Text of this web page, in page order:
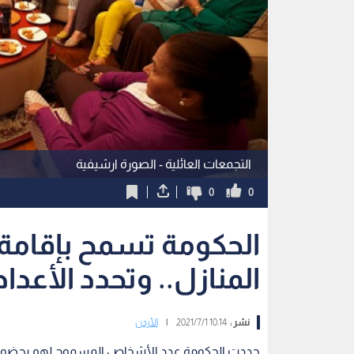
التجمعات العائلية - الصورة ارشيفية
0
0
الحكومة تسمح
المنازل.. وتحدد
نشر :10:14 2021/7/1 الأردن
حددت الحكومة عدد الأشخاص المسموح لهم بحضور